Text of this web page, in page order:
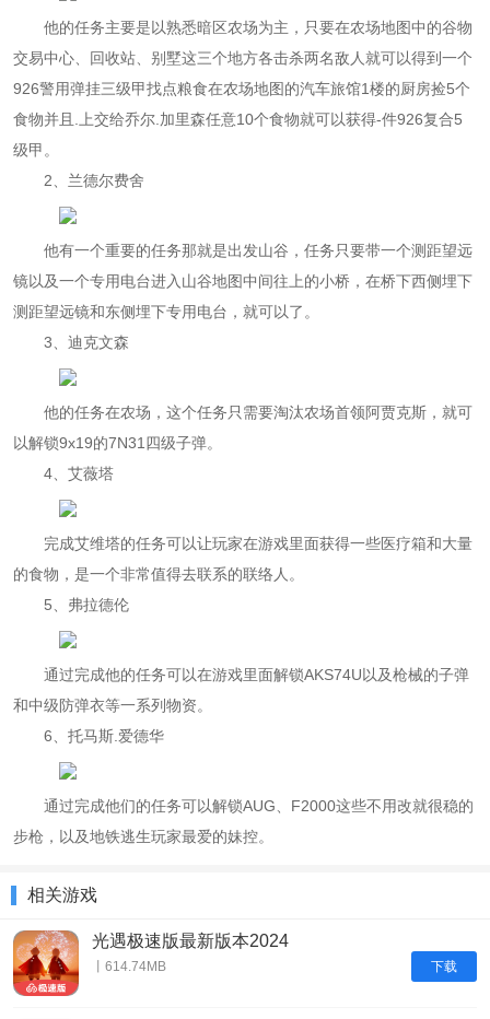
他的任务主要是以熟悉暗区农场为主，只要在农场地图中的谷物
交易中心、回收站、别墅这三个地方各击杀两名敌人就可以得到一个
926警用弹挂三级甲找点粮食在农场地图的汽车旅馆1楼的厨房捡5个
食物并且.上交给乔尔.加里森任意10个食物就可以获得-件926复合5
级甲。
2、兰德尔费舍
他有一个重要的任务那就是出发山谷，任务只要带一个测距望远
镜以及一个专用电台进入山谷地图中间往上的小桥，在桥下西侧埋下
测距望远镜和东侧埋下专用电台，就可以了。
3、迪克文森
他的任务在农场，这个任务只需要淘汰农场首领阿贾克斯，就可
以解锁9x19的7N31四级子弹。
4、艾薇塔
完成艾维塔的任务可以让玩家在游戏里面获得一些医疗箱和大量
的食物，是一个非常值得去联系的联络人。
5、弗拉德伦
通过完成他的任务可以在游戏里面解锁AKS74U以及枪械的子弹
和中级防弹衣等一系列物资。
6、托马斯.爱德华
通过完成他们的任务可以解锁AUG、F2000这些不用改就很稳的
步枪，以及地铁逃生玩家最爱的妹控。
相关游戏
下载
光遇极速版最新版本2024
丨614.74MB